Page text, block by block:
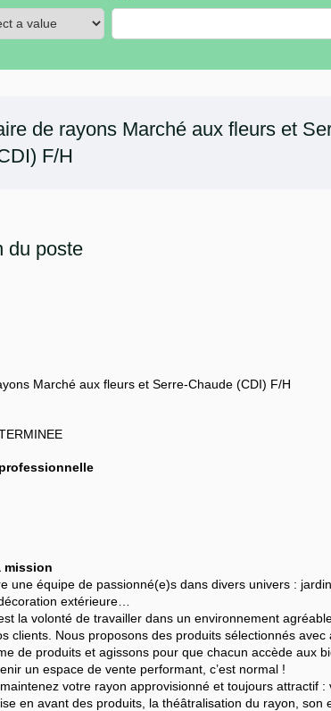
de rayons Marché aux fleurs et
F/H
du poste
Marché aux fleurs et Serre-Chaude (CDI) F/H
mission
une équipe de passionné(e)s dans divers univers :
extérieure…
la volonté de travailler dans un environnement
clients. Nous proposons des produits sélectionnés
de produits et agissons pour que chacun accède aux
un espace de vente performant, c’est normal !
maintenez votre rayon approvisionné et toujours attractif
en avant des produits, la théâtralisation du rayon, son